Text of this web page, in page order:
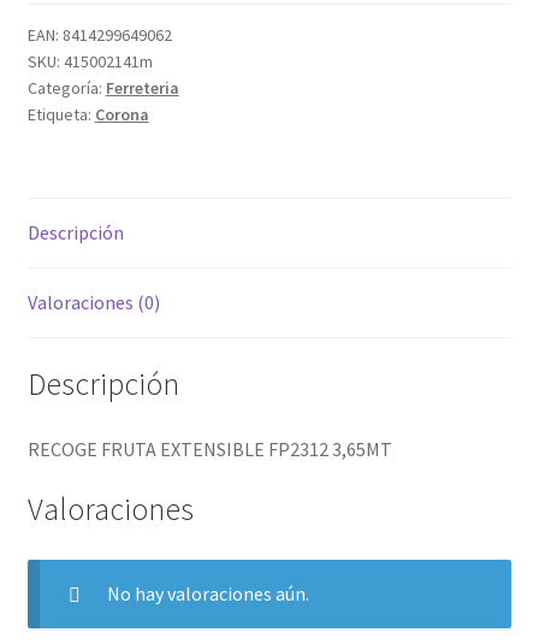
cantidad
EAN: 8414299649062
SKU: 415002141m
Categoría: Ferreteria
Etiqueta: Corona
Descripción
Valoraciones (0)
Descripción
RECOGE FRUTA EXTENSIBLE FP2312 3,65MT
Valoraciones
No hay valoraciones aún.